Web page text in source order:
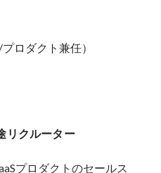
ロダクト兼任）
リクルーター
プロダクトのセールス